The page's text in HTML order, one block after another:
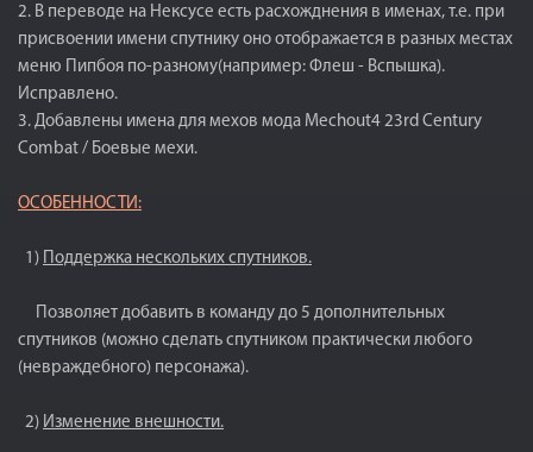
2. В переводе на Нексусе есть расхожднения в именах, т.е. при
присвоении имени спутнику оно отображается в разных местах
меню Пипбоя по-разному(например: Флеш - Вспышка).
Исправлено.
3. Добавлены имена для мехов мода Mechout4 23rd Century
Combat / Боевые мехи.
ОСОБЕННОСТИ:
1) Поддержка нескольких спутников.
Позволяет добавить в команду до 5 дополнительных
спутников (можно сделать спутником практически любого
(невраждебного) персонажа).
2) Изменение внешности.